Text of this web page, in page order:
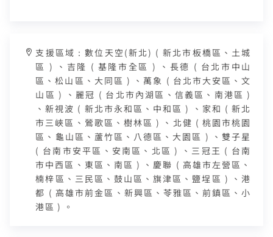
支援區域：數位天空(新北) ( 新北市板橋區、土城
區 ) 、吉隆 ( 基隆市全區 ) 、長德 ( 台北市中山
區、松山區、大同區 ) 、萬象 ( 台北市大安區、文
山區 ) 、麗冠 ( 台北市內湖區、信義區、南港區 )
、新視波 ( 新北市永和區、中和區 ) 、家和 ( 新北
市三峽區、鶯歌區、樹林區 ) 、北健 ( 桃園市桃園
區、龜山區、蘆竹區、八德區、大園區 ) 、雙子星
( 台南市安平區、安南區、北區 ) 、三冠王 ( 台南
市中西區、東區、南區 ) 、慶聯 ( 高雄市左營區、
楠梓區、三民區、鼓山區、旗津區、鹽埕區 ) 、港
都 ( 高雄市前金區、新興區、苓雅區、前鎮區、小
港區 ) 。